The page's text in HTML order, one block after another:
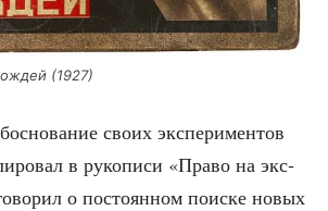
(1927)
сво­их экс­пе­ри­мен­тов
в руко­пи­си «Пра­во на экс­
о посто­ян­ном поис­ке новых